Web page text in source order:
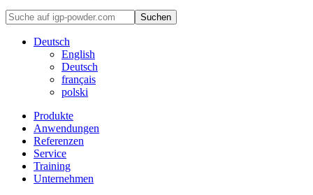
Suchen
Deutsch
English
Deutsch
français
polski
Produkte
Anwendungen
Referenzen
Service
Training
Unternehmen